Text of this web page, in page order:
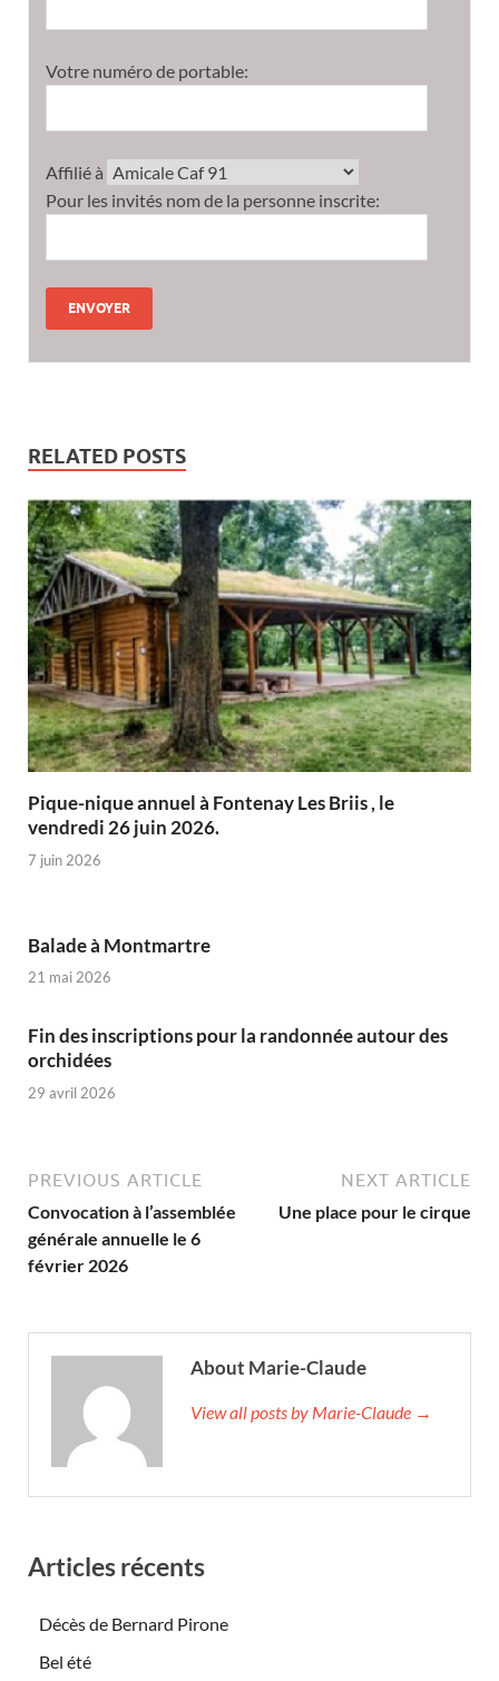
Votre numéro de portable:
Affilié à
Pour les invités nom de la personne inscrite:
RELATED POSTS
Pique-nique annuel à Fontenay Les Briis , le
vendredi 26 juin 2026.
7 juin 2026
Balade à Montmartre
21 mai 2026
Fin des inscriptions pour la randonnée autour des
orchidées
29 avril 2026
PREVIOUS ARTICLE
Convocation à l’assemblée
générale annuelle le 6
février 2026
NEXT ARTICLE
Une place pour le cirque
About Marie-Claude
View all posts by Marie-Claude →
Articles récents
Décès de Bernard Pirone
Bel été